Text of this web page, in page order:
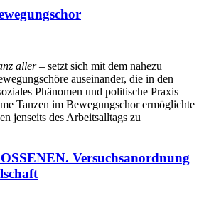
aller– setzt sich mit dem nahezu
auseinander, die in den
Phänomen und politische Praxis
Tanzen im Bewegungschor ermöglichte
jenseits des Arbeitsalltags zu
Versuchsanordnung